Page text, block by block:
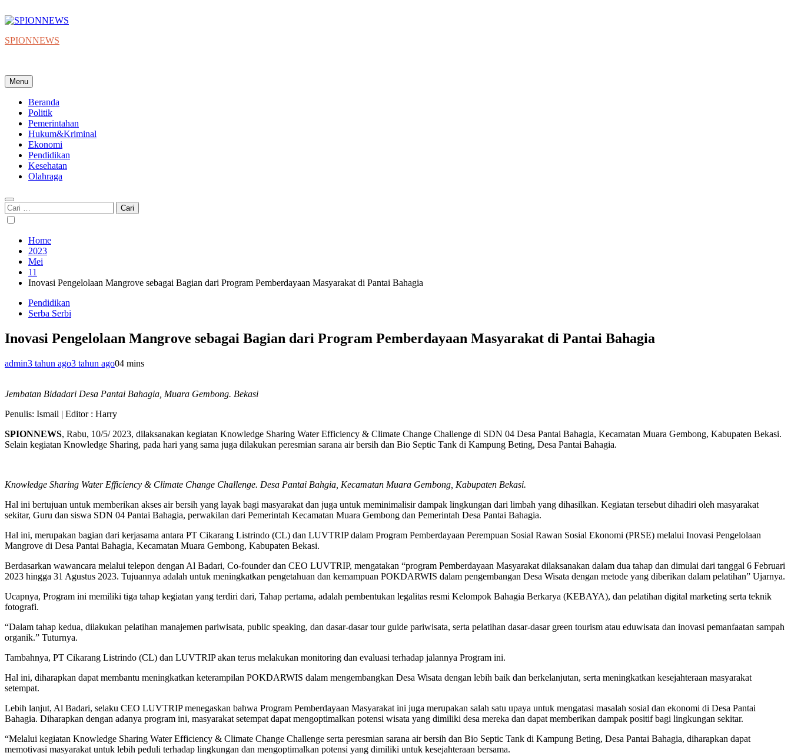
to
SPIONNEWS
Menu
Beranda
Politik
Pemerintahan
Hukum&Kriminal
Ekonomi
Pendidikan
Kesehatan
Olahraga
Cari
untuk:
Home
2023
Mei
11
Inovasi Pengelolaan Mangrove sebagai Bagian dari Program Pemberdayaan Masyarakat di Pantai Bahagia
Pendidikan
Serba Serbi
Inovasi Pengelolaan Mangrove sebagai Bagian dari Program Pemberdayaan Masyarakat di Pantai Bahagia
admin3 tahun ago3 tahun ago04 mins
Jembatan Bidadari Desa Pantai Bahagia, Muara Gembong. Bekasi
Penulis: Ismail | Editor : Harry
SPIONNEWS, Rabu, 10/5/ 2023, dilaksanakan kegiatan Knowledge Sharing Water Efficiency & Climate Change Challenge di SDN 04 Desa Pantai Bahagia, Kecamatan Muara Gembong, Kabupaten Bekasi.
Selain kegiatan Knowledge Sharing, pada hari yang sama juga dilakukan peresmian sarana air bersih dan Bio Septic Tank di Kampung Beting, Desa Pantai Bahagia.
Knowledge Sharing Water Efficiency & Climate Change Challenge. Desa Pantai Bahgia, Kecamatan Muara Gembong, Kabupaten Bekasi.
Hal ini bertujuan untuk memberikan akses air bersih yang layak bagi masyarakat dan juga untuk meminimalisir dampak lingkungan dari limbah yang dihasilkan. Kegiatan tersebut dihadiri oleh masyarakat
sekitar, Guru dan siswa SDN 04 Pantai Bahagia, perwakilan dari Pemerintah Kecamatan Muara Gembong dan Pemerintah Desa Pantai Bahagia.
Hal ini, merupakan bagian dari kerjasama antara PT Cikarang Listrindo (CL) dan LUVTRIP dalam Program Pemberdayaan Perempuan Sosial Rawan Sosial Ekonomi (PRSE) melalui Inovasi Pengelolaan
Mangrove di Desa Pantai Bahagia, Kecamatan Muara Gembong, Kabupaten Bekasi.
Berdasarkan wawancara melalui telepon dengan Al Badari, Co-founder dan CEO LUVTRIP, mengatakan “program Pemberdayaan Masyarakat dilaksanakan dalam dua tahap dan dimulai dari tanggal 6 Februari
2023 hingga 31 Agustus 2023. Tujuannya adalah untuk meningkatkan pengetahuan dan kemampuan POKDARWIS dalam pengembangan Desa Wisata dengan metode yang diberikan dalam pelatihan” Ujarnya.
Ucapnya, Program ini memiliki tiga tahap kegiatan yang terdiri dari, Tahap pertama, adalah pembentukan legalitas resmi Kelompok Bahagia Berkarya (KEBAYA), dan pelatihan digital marketing serta teknik
fotografi.
“Dalam tahap kedua, dilakukan pelatihan manajemen pariwisata, public speaking, dan dasar-dasar tour guide pariwisata, serta pelatihan dasar-dasar green tourism atau eduwisata dan inovasi pemanfaatan sampah
organik.” Tuturnya.
Tambahnya, PT Cikarang Listrindo (CL) dan LUVTRIP akan terus melakukan monitoring dan evaluasi terhadap jalannya Program ini.
Hal ini, diharapkan dapat membantu meningkatkan keterampilan POKDARWIS dalam mengembangkan Desa Wisata dengan lebih baik dan berkelanjutan, serta meningkatkan kesejahteraan masyarakat
setempat.
Lebih lanjut, Al Badari, selaku CEO LUVTRIP menegaskan bahwa Program Pemberdayaan Masyarakat ini juga merupakan salah satu upaya untuk mengatasi masalah sosial dan ekonomi di Desa Pantai
Bahagia. Diharapkan dengan adanya program ini, masyarakat setempat dapat mengoptimalkan potensi wisata yang dimiliki desa mereka dan dapat memberikan dampak positif bagi lingkungan sekitar.
“Melalui kegiatan Knowledge Sharing Water Efficiency & Climate Change Challenge serta peresmian sarana air bersih dan Bio Septic Tank di Kampung Beting, Desa Pantai Bahagia, diharapkan dapat
memotivasi masyarakat untuk lebih peduli terhadap lingkungan dan mengoptimalkan potensi yang dimiliki untuk kesejahteraan bersama.